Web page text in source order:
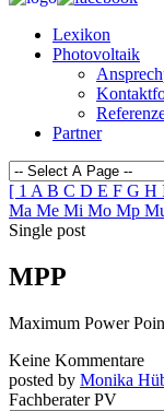
Lexikon
Photovoltaik
Partner
[ 1 AB C D E F G H
Ma Me Mi Mo Mp
Single post
MPP
Maximum Power
Keine Kommentare
posted by Monika
Fachberater PV